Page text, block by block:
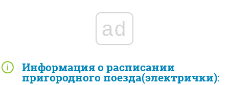
Информация о расписании
пригородного поезда(электрички):
ad